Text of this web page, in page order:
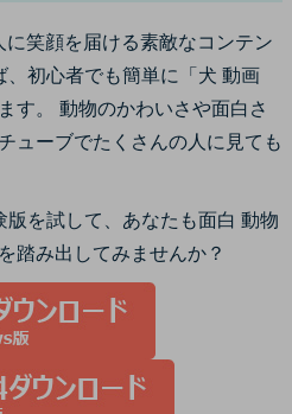
に笑顔を届ける素敵なコンテン
、初心者でも簡単に「犬 動画
す。 動物のかわいさや面白さ
ューブでたくさんの人に見ても
版を試して、あなたも面白 動物
踏み出してみませんか？